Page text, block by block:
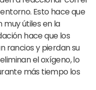
Esto hace que
muy útiles en la
hace que los
rancios y pierdan su
el oxígeno, lo
más tiempo los